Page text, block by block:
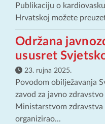
Publikaciju o
Hrvatskoj možete
Održana
ususret
23. rujna 2025.
Povodom obilježavanja
zavod za javno
Ministarstvom zdravstva
organizirao...